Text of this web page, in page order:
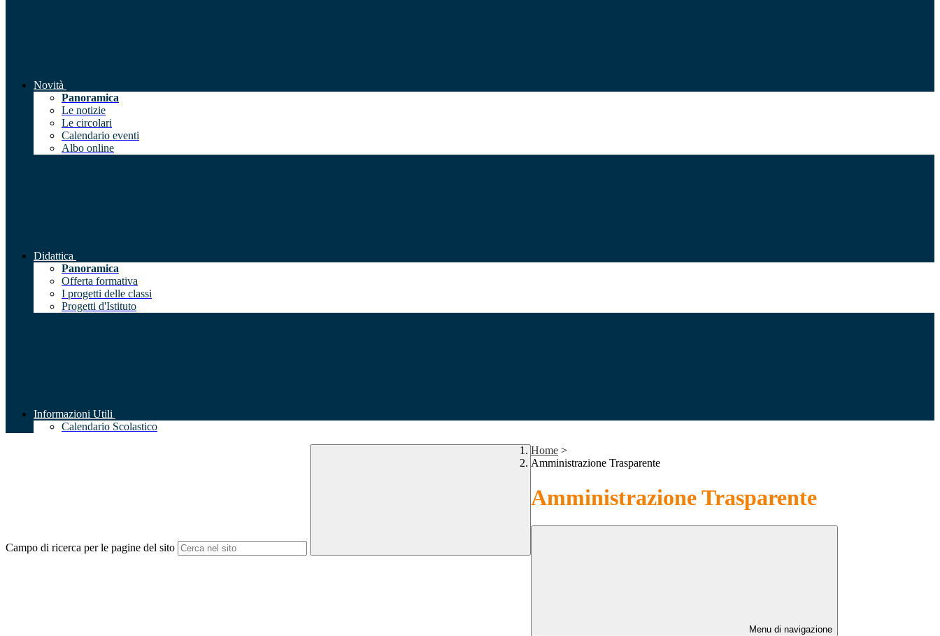
Novità
Panoramica
Le notizie
Le circolari
Calendario eventi
Albo online
Didattica
Panoramica
Offerta formativa
I progetti delle classi
Progetti d'Istituto
Informazioni Utili
Calendario Scolastico
Campo di ricerca per le pagine del sito
Home >
Amministrazione Trasparente
Amministrazione Trasparente
Menu di navigazione